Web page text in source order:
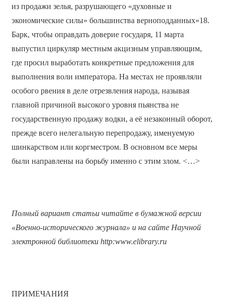
из продажи зелья, разрушающего «духовные и
экономические силы» большинства верноподданных»18.
Барк, чтобы оправдать доверие государя, 11 марта
выпустил циркуляр местным акцизным управляющим,
где просил выработать конкретные предложения для
выполнения воли императора. На местах не проявляли
особого рвения в деле отрезвления народа, называя
главной причиной высокого уровня пьянства не
государственную продажу водки, а её незаконный оборот,
прежде всего нелегальную перепродажу, именуемую
шинкарством или коргместром. В основном все меры
были направлены на борьбу именно с этим злом. <…>
Полный вариант статьи читайте в бумажной версии
«Военно-исторического журнала» и на сайте Научной
электронной библиотеки http:www.elibrary.ru
ПРИМЕЧАНИЯ